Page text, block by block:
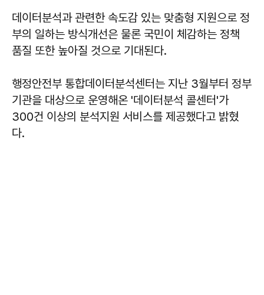
데이터분석과 관련한 속도감 있는 맞춤형 지원으로 정
부의 일하는 방식개선은 물론 국민이 체감하는 정책
품질 또한 높아질 것으로 기대된다.
행정안전부 통합데이터분석센터는 지난 3월부터 정부
기관을 대상으로 운영해온 '데이터분석 콜센터'가
300건 이상의 분석지원 서비스를 제공했다고 밝혔
다.